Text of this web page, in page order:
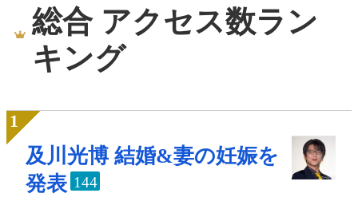
総合 アクセス数ラン
キング
及川光博 結婚&妻の妊娠を
発表 144